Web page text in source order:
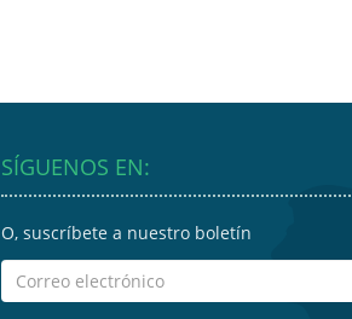
SÍGUENOS EN:
O, suscríbete a nuestro boletín